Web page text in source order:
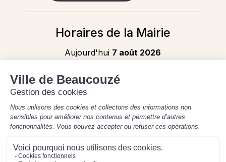
Horaires de la Mairie
Aujourd'hui 7 août 2026